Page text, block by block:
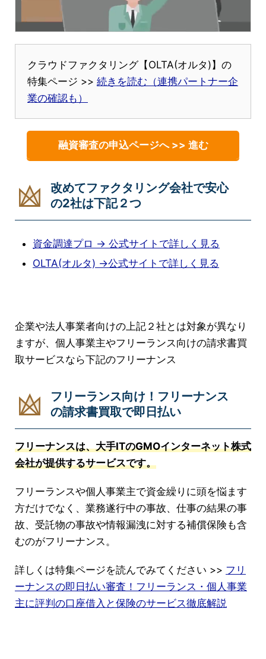
クラウドファクタリング【OLTA(オルタ)】の
特集ページ >> 続きを読む（連携パートナー企
業の確認も）
融資審査の申込ページへ >> 進む
改めてファクタリング会社で安心
の2社は下記２つ
資金調達プロ → 公式サイトで詳しく見る
OLTA(オルタ) →公式サイトで詳しく見る
企業や法人事業者向けの上記２社とは対象が異なり
ますが、個人事業主やフリーランス向けの請求書買
取サービスなら下記のフリーナンス
フリーランス向け！フリーナンス
の請求書買取で即日払い
フリーナンスは、大手ITのGMOインターネット株式
会社が提供するサービスです。
フリーランスや個人事業主で資金繰りに頭を悩ます
方だけでなく、業務遂行中の事故、仕事の結果の事
故、受託物の事故や情報漏洩に対する補償保険も含
むのがフリーナンス。
詳しくは特集ページを読んでみてください >> フリ
ーナンスの即日払い審査！フリーランス・個人事業
主に評判の口座借入と保険のサービス徹底解説